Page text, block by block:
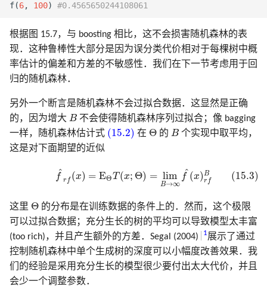
f(6, 100) #0.4565650244108061
根据图 15.7，与 boosting 相比，这不会损害随机森林的表
现．这种鲁棒性大部分是因为误分类代价相对于每棵树中概
率估计的偏差和方差的不敏感性．我们在下一节考虑用于回
归的随机森林．
另外一个断言是随机森林不会过拟合数据．这显然是正确
的，因为增大 B
B
不会使得随机森林序列过拟合；像 bagging
一样，随机森林估计式 (15.2)
(15.2)
在 Θ
Θ
的 B
B
个实现中取平均，
这是对下面期望的近似
^
f r f (x) = EΘT (x; Θ) = lim
B→∞
^
f (x)B
r f (15.3)
(15.3) f^ rfB
这里 Θ
Θ
的分布是在训练数据的条件上的．然而，这个极限
可以过拟合数据；充分生长的树的平均可以导致模型太丰富
(too rich)，并且产生额外的方差．Segal (2004)
1展示了通过
控制随机森林中单个生成树的深度可以小幅度改善效果．我
们的经验是采用充分生长的模型很少要付出太大代价，并且
会少一个调整参数．